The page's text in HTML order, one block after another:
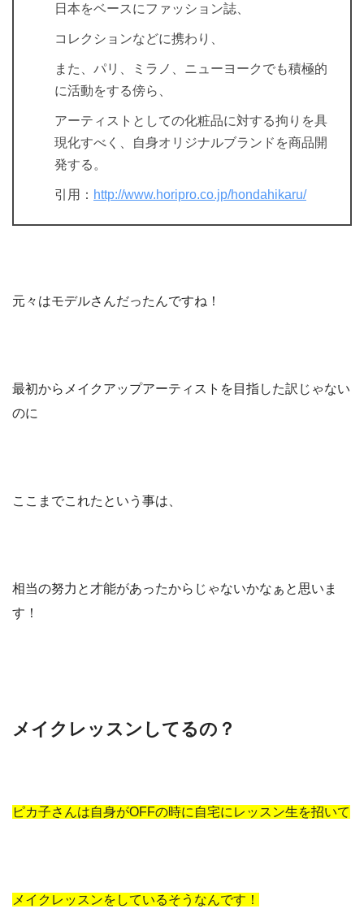
日本をベースにファッション誌、
コレクションなどに携わり、
また、パリ、ミラノ、ニューヨークでも積極的
に活動をする傍ら、
アーティストとしての化粧品に対する拘りを具
現化すべく、自身オリジナルブランドを商品開
発する。
引用： http://www.horipro.co.jp/hondahikaru/
元々はモデルさんだったんですね！
最初からメイクアップアーティストを目指した訳じゃない
のに
ここまでこれたという事は、
相当の努力と才能があったからじゃないかなぁと思いま
す！
メイクレッスンしてるの？
ピカ子さんは自身がOFFの時に自宅にレッスン生を招いて
メイクレッスンをしているそうなんです！